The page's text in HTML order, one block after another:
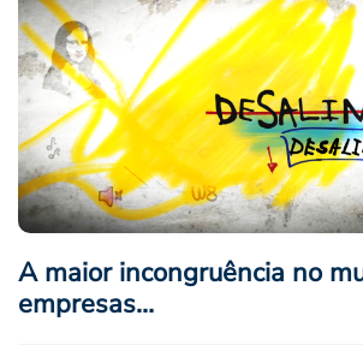
A maior incongruência no
empresas…